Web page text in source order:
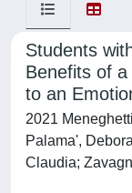
Students
Benefits of
to an
2021
Palama',
Claudia;